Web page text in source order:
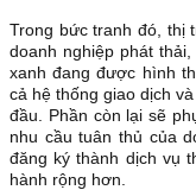
Trong bức tranh đó, thị
doanh nghiệp phát
xanh đang được hình
cả hệ thống giao dịch
đầu. Phần còn lại sẽ
nhu cầu tuân thủ của
đăng ký thành dịch vụ
hành rộng hơn.